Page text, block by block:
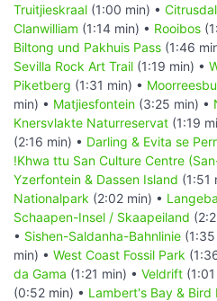
Truitjieskraal (1:00 min) •
Clanwilliam (1:14 min) • Rooibos
Biltong und Pakhuis Pass (1:46
Sevilla Rock Art Trail (1:19 min) •
Piketberg (1:31 min) •
min) • Matjiesfontein (3:25 min) •
Knersvlakte Naturreservat (1:19
(2:16 min) • Darling & Evita se
!Khwa ttu San Culture Centre
Yzerfontein & Dassen Island (1:51
Nationalpark (2:02 min) •
Schaapen-Insel / Skaapeiland
• Sishen-Saldanha-Bahnlinie
min) • West Coast Fossil Park
da Gama (1:21 min) • Veldrift
(0:52 min) • Lambert's Bay & Bird